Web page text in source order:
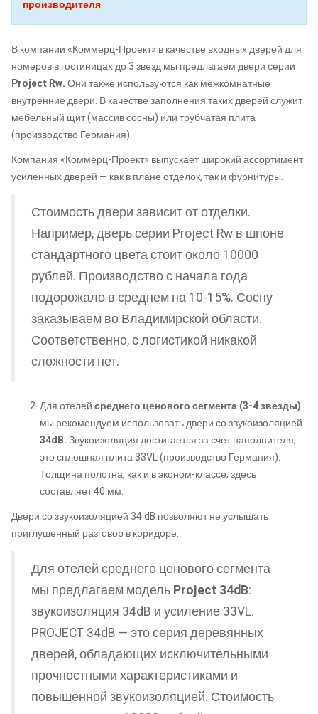
производителя
В компании «Коммерц-Проект» в качестве входных дверей для
номеров в гостиницах до 3 звезд мы предлагаем двери серии
Project Rw.Они также используются как межкомнатные
внутренние двери. В качестве заполнения таких дверей служит
мебельный щит (массив сосны) или трубчатая плита
(производство Германия).
Компания «Коммерц-Проект» выпускает широкий ассортимент
усиленных дверей — как в плане отделок, так и фурнитуры.
Стоимость двери зависит от отделки.
Например, дверь серии Project Rw в шпоне
стандартного цвета стоит около 10000
рублей. Производство с начала года
подорожало в среднем на 10-15%. Сосну
заказываем во Владимирской области.
Соответственно, с логистикой никакой
сложности нет.
Для отелейсреднего ценового сегмента (3-4 звезды)
мы рекомендуем использовать двери со звукоизоляцией
34dB.Звукоизоляция достигается за счет наполнителя,
это сплошная плита 33VL (производство Германия).
Толщина полотна, как и в эконом-классе, здесь
составляет 40 мм.
Двери со звукоизоляцией 34 dB позволяют не услышать
приглушенный разговор в коридоре.
Для отелей среднего ценового сегмента
мы предлагаем модель Project 34dB:
звукоизоляция 34dB и усиление 33VL.
PROJECT 34dB — это серия деревянных
дверей, обладающих исключительными
прочностными характеристиками и
повышенной звукоизоляцией. Стоимость